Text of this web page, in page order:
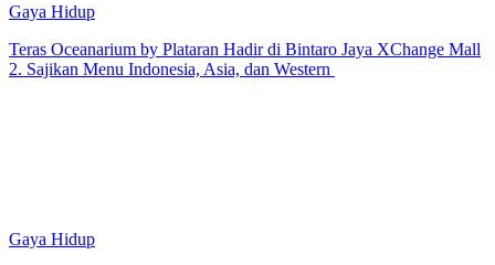
Gaya Hidup
Teras Oceanarium by Plataran Hadir di Bintaro Jaya XChange Mall
2. Sajikan Menu Indonesia, Asia, dan Western
Gaya Hidup